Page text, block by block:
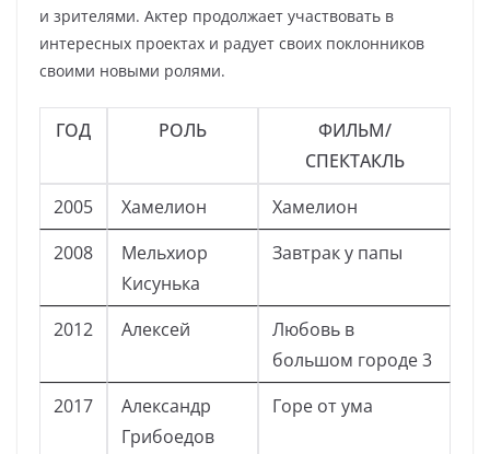
и зрителями. Актер продолжает участвовать в
интересных проектах и радует своих поклонников
своими новыми ролями.
ГОД РОЛЬ
ФИЛЬМ/
СПЕКТАКЛЬ
2005
Хамелион
Хамелион
2008
Мельхиор
Кисунька
Завтрак у папы
2012 Алексей
Любовь в
большом городе 3
2017
Александр
Грибоедов
Горе от ума